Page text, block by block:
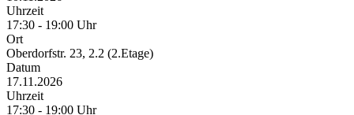
Uhrzeit
17:30 - 19:00 Uhr
Ort
Oberdorfstr. 23, 2.2 (2.Etage)
Datum
17.11.2026
Uhrzeit
17:30 - 19:00 Uhr